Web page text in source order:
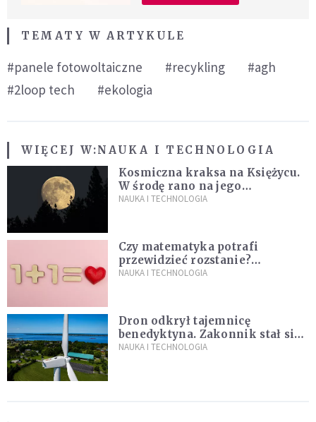
TEMATY W ARTYKULE
#panele fotowoltaiczne #recykling
#agh
#2loop tech
#ekologia
WIĘCEJ W:NAUKA I TECHNOLOGIA
Kosmiczna kraksa na Księżycu.
W środę rano na jego
powierzchni dojdzie do
NAUKA I TECHNOLOGIA
Czy matematyka potrafi
przewidzieć rozstanie?
Naukowcy stworzyli model
NAUKA I TECHNOLOGIA
Dron odkrył tajemnicę
benedyktyna. Zakonnik stał się
sławny
NAUKA I TECHNOLOGIA